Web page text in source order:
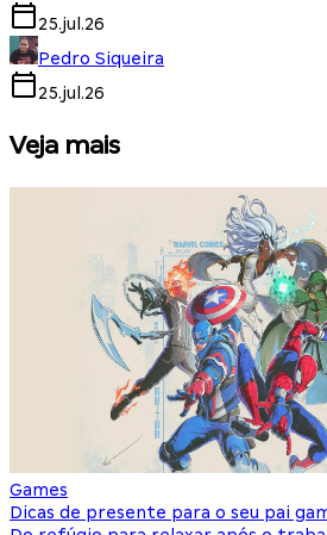
25.jul.26
Pedro Siqueira
25.jul.26
Veja mais
Games
Dicas de presente para o seu pai